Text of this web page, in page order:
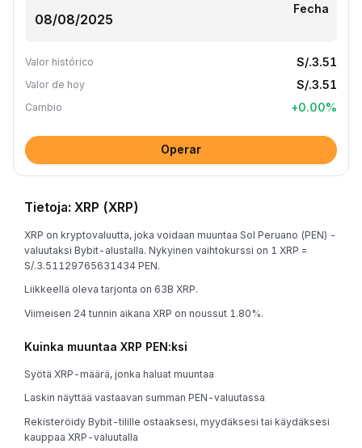
Fecha
Valor histórico S/.3.51
Valor de hoy S/.3.51
Cambio +0.00%
Operar
Tietoja: XRP (XRP)
XRP on kryptovaluutta, joka voidaan muuntaa Sol Peruano (PEN) -
valuutaksi Bybit-alustalla. Nykyinen vaihtokurssi on 1 XRP =
S/.3.51129765631434 PEN.
Liikkeellä oleva tarjonta on 63B XRP.
Viimeisen 24 tunnin aikana XRP on noussut 1.80%.
Kuinka muuntaa XRP PEN:ksi
Syötä XRP-määrä, jonka haluat muuntaa
Laskin näyttää vastaavan summan PEN-valuutassa
Rekisteröidy Bybit-tilille ostaaksesi, myydäksesi tai käydäksesi
kauppaa XRP-valuutalla